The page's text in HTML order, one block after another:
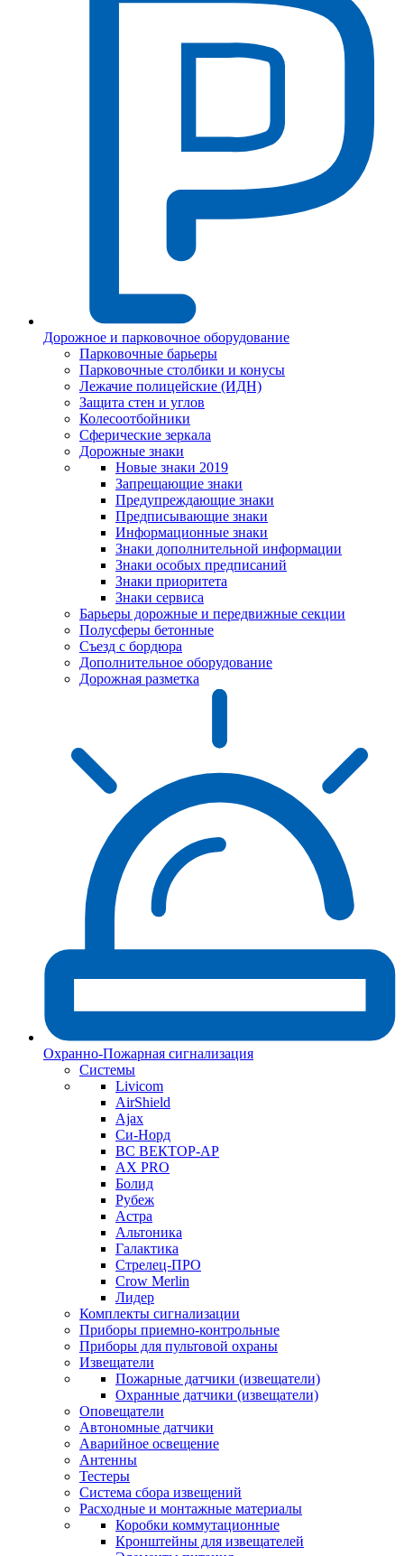
Дорожное и парковочное оборудование
Парковочные барьеры
Парковочные столбики и конусы
Лежачие полицейские (ИДН)
Защита стен и углов
Колесоотбойники
Сферические зеркала
Дорожные знаки
Новые знаки 2019
Запрещающие знаки
Предупреждающие знаки
Предписывающие знаки
Информационные знаки
Знаки дополнительной информации
Знаки особых предписаний
Знаки приоритета
Знаки сервиса
Барьеры дорожные и передвижные секции
Полусферы бетонные
Съезд с бордюра
Дополнительное оборудование
Дорожная разметка
Охранно-Пожарная сигнализация
Системы
Livicom
AirShield
Ajax
Си-Норд
ВС ВЕКТОР-АР
AX PRO
Болид
Рубеж
Астра
Альтоника
Галактика
Стрелец-ПРО
Crow Merlin
Лидер
Комплекты сигнализации
Приборы приемно-контрольные
Приборы для пультовой охраны
Извещатели
Пожарные датчики (извещатели)
Охранные датчики (извещатели)
Оповещатели
Автономные датчики
Аварийное освещение
Антенны
Тестеры
Система сбора извещений
Расходные и монтажные материалы
Коробки коммутационные
Кронштейны для извещателей